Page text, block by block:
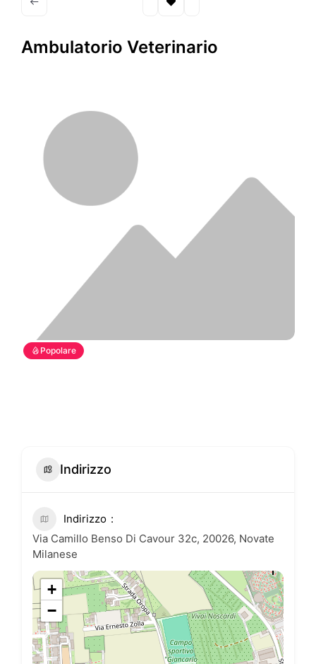
Ambulatorio Veterinario
Popolare
Indirizzo
Indirizzo
Via Camillo Benso Di Cavour 32c, 20026, Novate
Milanese
+
−